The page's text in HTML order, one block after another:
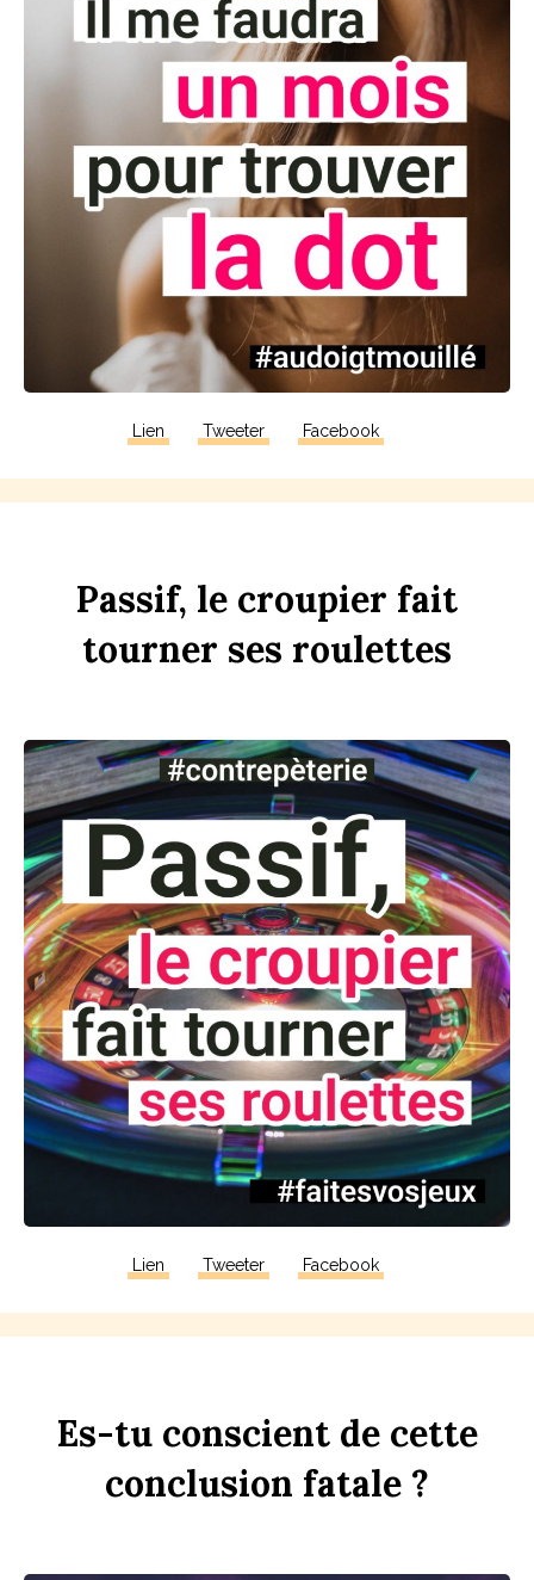
Lien Tweeter Facebook
Passif, le croupier fait
tourner ses roulettes
Lien Tweeter Facebook
Es-tu conscient de cette
conclusion fatale ?